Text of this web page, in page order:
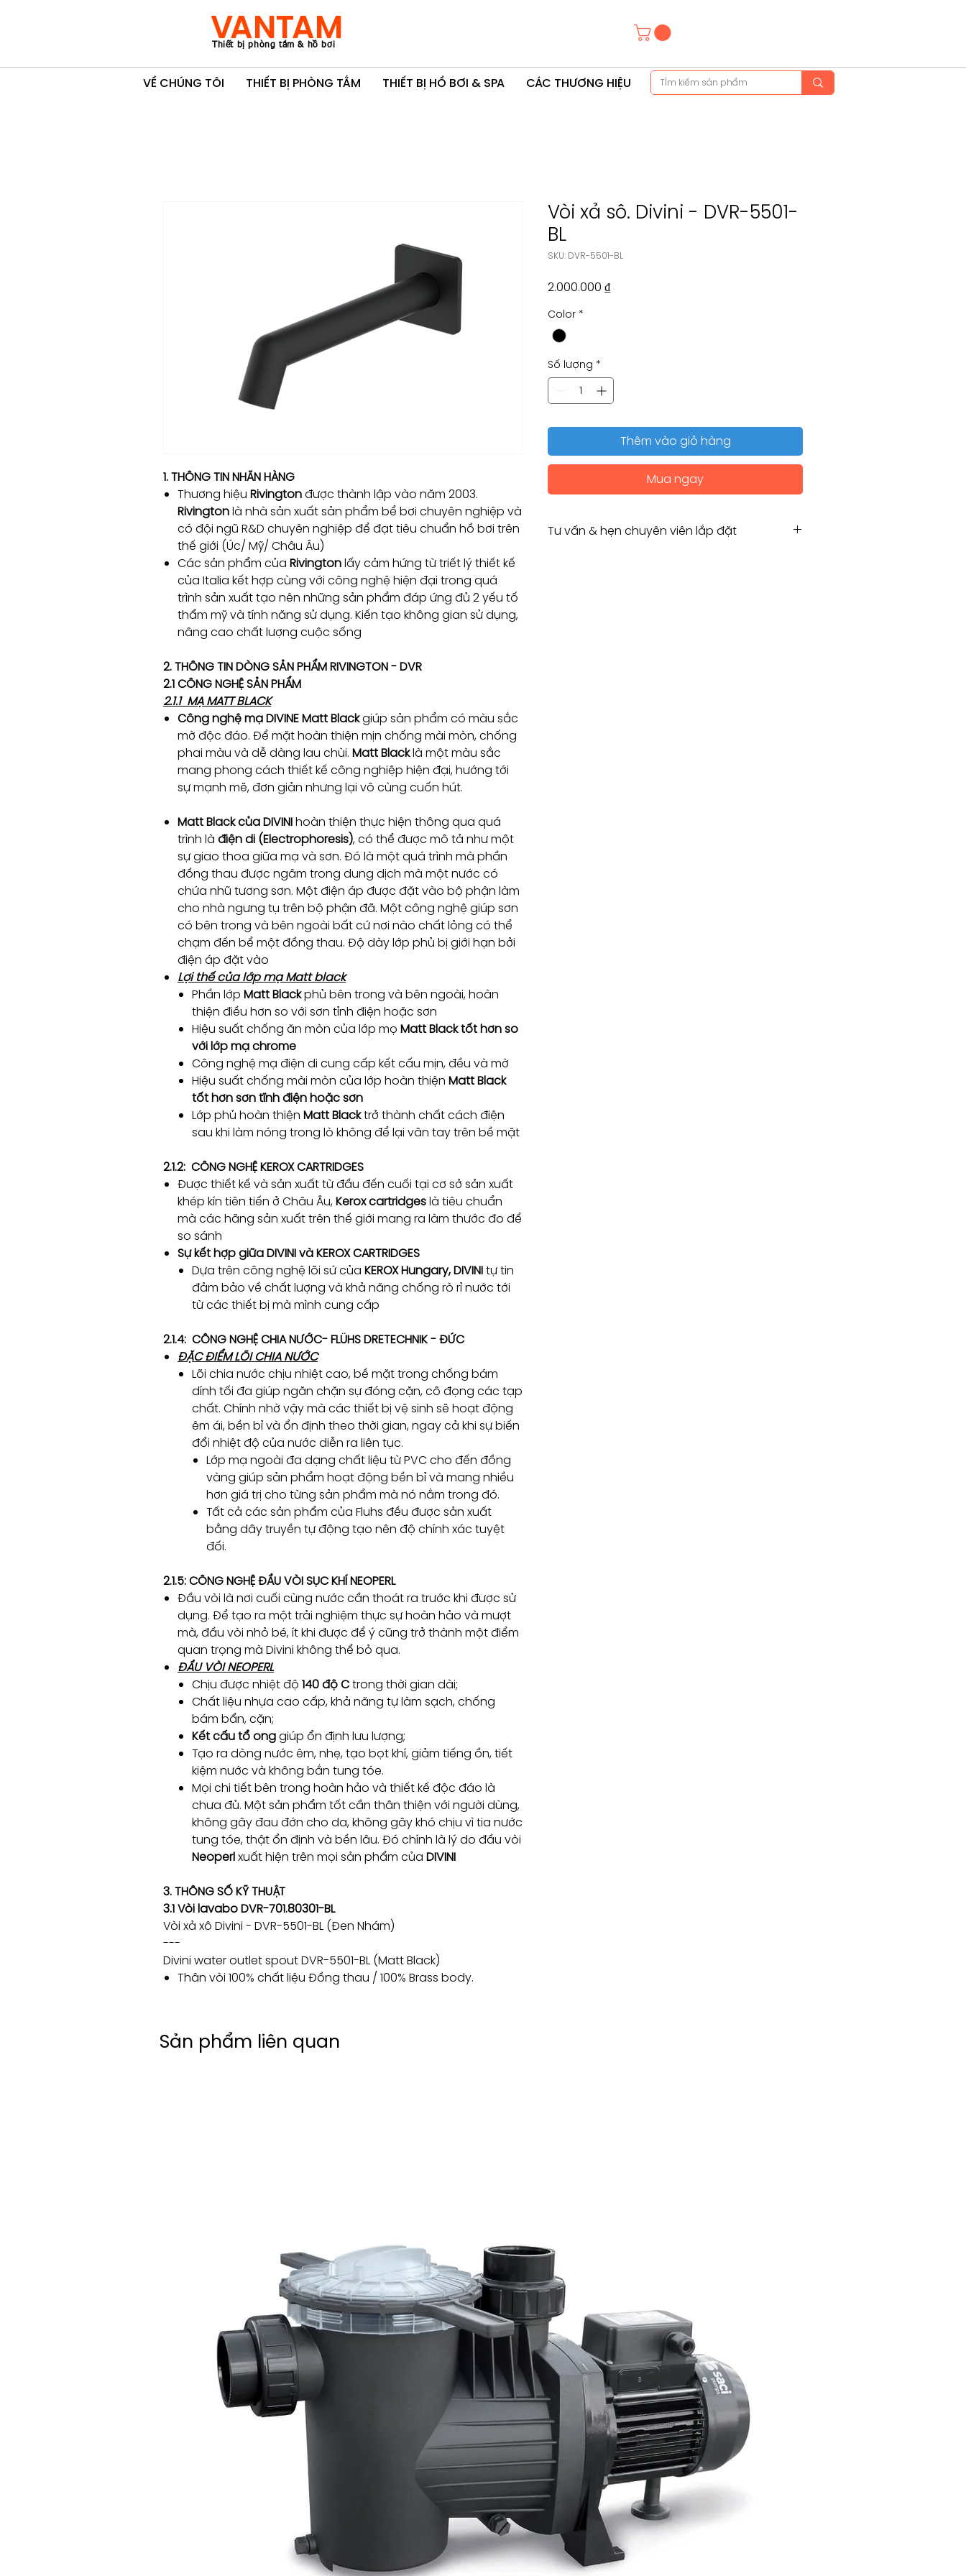
VANTAM
Thiết bị phòng tắm & hồ bơi
VỀ CHÚNG TÔI THIẾT BỊ PHÒNG TẮM THIẾT BỊ HỒ BƠI & SPA CÁC THƯƠNG HIỆU
1. THÔNG TIN NHÃN HÀNG
Thương hiệu Rivingtonđược thành lập vào năm 2003.
Rivingtonlà nhà sản xuất sản phẩm bể bơi chuyên nghiệp và
có đội ngũ R&D chuyên nghiệp để đạt tiêu chuẩn hồ bơi trên
thế giới (Úc/ Mỹ/ Châu Âu)
Các sản phẩm của Rivingtonlấy cảm hứng từ triết lý thiết kế
của Italia kết hợp cùng với công nghệ hiện đại trong quá
trình sản xuất tạo nên những sản phẩm đáp ứng đủ 2 yếu tố
thẩm mỹ và tính năng sử dụng. Kiến tạo không gian sử dụng,
nâng cao chất lượng cuộc sống
2. THÔNG TIN DÒNG SẢN PHẨM RIVINGTON - DVR
2.1 CÔNG NGHỆ SẢN PHẨM
2.1.1 MẠ MATT BLACK
Công nghệ mạ DIVINE Matt Blackgiúp sản phẩm có màu sắc
mờ độc đáo. Để mặt hoàn thiện mịn chống mài mòn, chống
phai màu và dễ dàng lau chùi. Matt Blacklà một màu sắc
mang phong cách thiết kế công nghiệp hiện đại, hướng tới
sự mạnh mẽ, đơn giản nhưng lại vô cùng cuốn hút.
Matt Black của DIVINIhoàn thiện thực hiện thông qua quá
trình là điện di (Electrophoresis), có thể được mô tả như một
sự giao thoa giữa mạ và sơn. Đó là một quá trình mà phần
đồng thau được ngâm trong dung dịch mà một nước có
chứa nhũ tương sơn. Một điện áp được đặt vào bộ phận làm
cho nhà ngưng tụ trên bộ phận đã. Một công nghệ giúp sơn
có bên trong và bên ngoài bất cứ nơi nào chất lỏng có thể
chạm đến bể một đồng thau. Độ dày lớp phủ bị giới hạn bởi
điện áp đặt vào
Lợi thế của lớp mạ Matt black
Phần lớp Matt Blackphủ bên trong và bên ngoài, hoàn
thiện điều hơn so với sơn tỉnh điện hoặc sơn
Hiệu suất chống ăn mòn của lớp mọ Matt Black tốt hơn so
với lớp mạ chrome
Công nghệ mạ điện di cung cấp kết cấu mịn, đều và mờ
Hiệu suất chống mài mòn của lớp hoàn thiện Matt Black
tốt hơn sơn tĩnh điện hoặc sơn
Lớp phủ hoàn thiện Matt Blacktrở thành chất cách điện
sau khi làm nóng trong lò không để lại vân tay trên bề mặt
2.1.2: CÔNG NGHỆ KEROX CARTRIDGES
Được thiết kế và sản xuất từ đầu đến cuối tại cơ sở sản xuất
khép kín tiên tiến ở Châu Âu,Kerox cartridgeslà tiêu chuẩn
mà các hãng sản xuất trên thế giới mang ra làm thước đo để
so sánh
Sự kết hợp giữa DIVINI và KEROX CARTRIDGES
Dựa trên công nghệ lõi sứ của KEROX Hungary, DIVINItự tin
đảm bảo về chất lượng và khả năng chống rò rỉ nước tới
từ các thiết bị mà mình cung cấp
2.1.4: CÔNG NGHỆ CHIA NƯỚC- FLÜHS DRETECHNIK - ĐỨC
ĐẶC ĐIỂM LÕI CHIA NƯỚC
Lõi chia nước chịu nhiệt cao, bề mặt trong chống bám
dính tối đa giúp ngăn chặn sự đóng cặn, cô đọng các tạp
chất. Chính nhờ vậy mà các thiết bị vệ sinh sẽ hoạt động
êm ái, bền bỉ và ổn định theo thời gian, ngay cả khi sự biến
đổi nhiệt độ của nước diễn ra liên tục.
Lớp mạ ngoài đa dạng chất liệu từ PVC cho đến đồng
vàng giúp sản phẩm hoạt động bền bỉ và mang nhiều
hơn giá trị cho từng sản phẩm mà nó nằm trong đó.
Tất cả các sản phẩm của Fluhs đều được sản xuất
bằng dây truyền tự động tạo nên độ chính xác tuyệt
đối.
2.1.5: CÔNG NGHỆ ĐẦU VÒI SỤC KHÍ NEOPERL
Đầu vòi là nơi cuối cùng nước cần thoát ra trước khi được sử
dụng. Để tạo ra một trải nghiệm thực sự hoàn hảo và mượt
mà, đầu vòi nhỏ bé, ít khi được để ý cũng trở thành một điểm
quan trọng mà Divini không thể bỏ qua.
ĐẦU VÒI NEOPERL
Chịu được nhiệt độ 140 độ Ctrong thời gian dài;
Chất liệu nhựa cao cấp, khả năng tự làm sạch, chống
bám bẩn, cặn;
Kết cấu tổ onggiúp ổn định lưu lượng;
Tạo ra dòng nước êm, nhẹ, tạo bọt khí, giảm tiếng ồn, tiết
kiệm nước và không bắn tung tóe.
Mọi chi tiết bên trong hoàn hảo và thiết kế độc đáo là
chưa đủ. Một sản phẩm tốt cần thân thiện với người dùng,
không gây đau đớn cho da, không gây khó chịu vì tia nước
tung tóe, thật ổn định và bền lâu. Đó chính là lý do đầu vòi
Neoperlxuất hiện trên mọi sản phẩm của DIVINI
3. THÔNG SỐ KỸ THUẬT
3.1 Vòi lavabo DVR-701.80301-BL
Vòi xả xô Divini - DVR-5501-BL (Đen Nhám)
---
Divini water outlet spout DVR-5501-BL (Matt Black)
Thân vòi 100% chất liệu Đồng thau / 100% Brass body.
Vòi xả sô. Divini - DVR-5501-
BL
SKU: DVR-5501-BL
2.000.000 ₫Giá
Color *
Số lượng *
Thêm vào giỏ hàng
Mua ngay
Tư vấn & hẹn chuyên viên lắp đặt
Sản phẩm liên quan